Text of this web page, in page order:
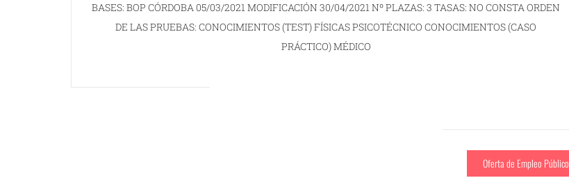
BASES: BOP CÓRDOBA 05/03/2021 MODIFICACIÓN 30/04/2021 Nº PLAZAS: 3 TASAS: NO CONSTA ORDEN
DE LAS PRUEBAS: CONOCIMIENTOS (TEST) FÍSICAS PSICOTÉCNICO CONOCIMIENTOS (CASO
PRÁCTICO) MÉDICO
Oferta de Empleo Público